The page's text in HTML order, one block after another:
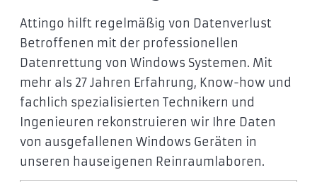
Attingo hilft regelmäßig von Datenverlust
Betroffenen mit der professionellen
Datenrettung von Windows Systemen. Mit
mehr als 27 Jahren Erfahrung, Know-how und
fachlich spezialisierten Technikern und
Ingenieuren rekonstruieren wir Ihre Daten
von ausgefallenen Windows Geräten in
unseren hauseigenen Reinraumlaboren.